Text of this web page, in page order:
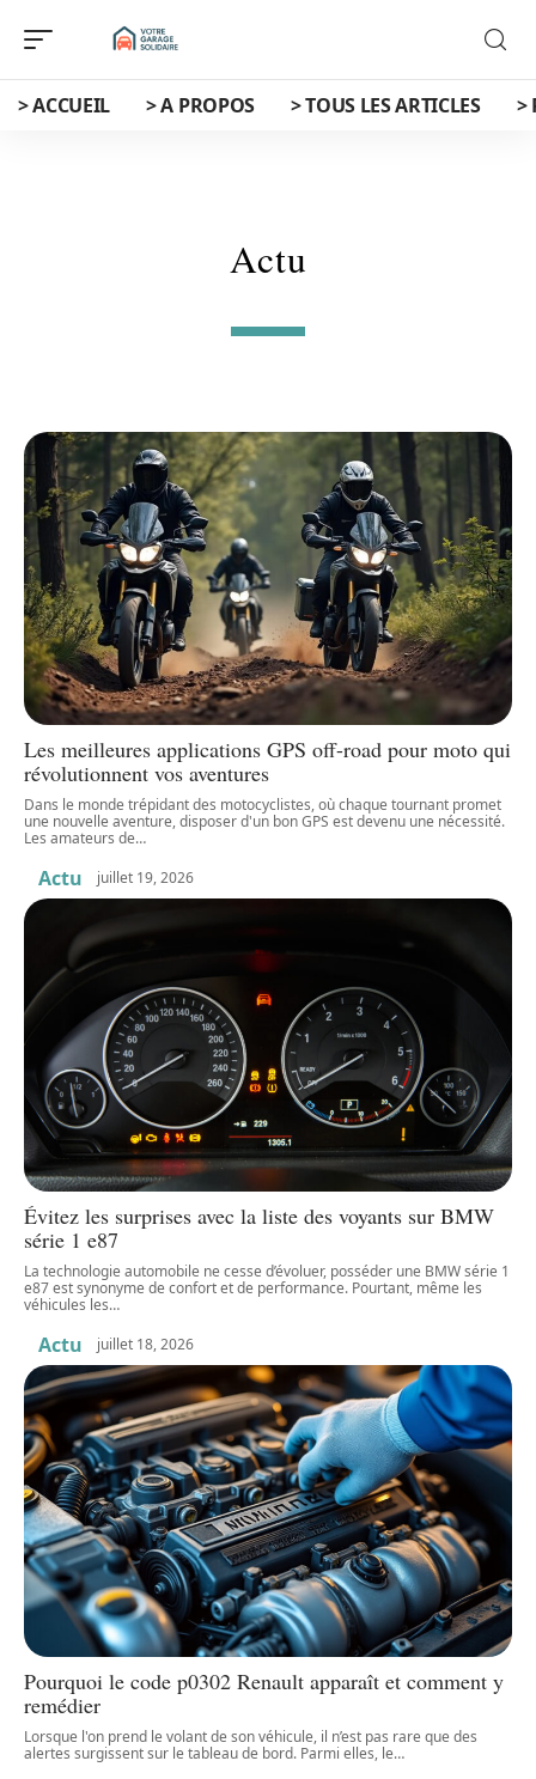
> ACCUEIL > A PROPOS > TOUS LES ARTICLES >
Actu
Les meilleures applications GPS off-road pour moto qui
révolutionnent vos aventures
Dans le monde trépidant des motocyclistes, où chaque tournant promet
une nouvelle aventure, disposer d'un bon GPS est devenu une nécessité.
Les amateurs de…
Actu juillet 19, 2026
Évitez les surprises avec la liste des voyants sur BMW
série 1 e87
La technologie automobile ne cesse d’évoluer, posséder une BMW série 1
e87 est synonyme de confort et de performance. Pourtant, même les
véhicules les…
Actu juillet 18, 2026
Pourquoi le code p0302 Renault apparaît et comment y
remédier
Lorsque l'on prend le volant de son véhicule, il n’est pas rare que des
alertes surgissent sur le tableau de bord. Parmi elles, le…